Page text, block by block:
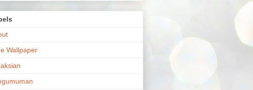
Wallpaper